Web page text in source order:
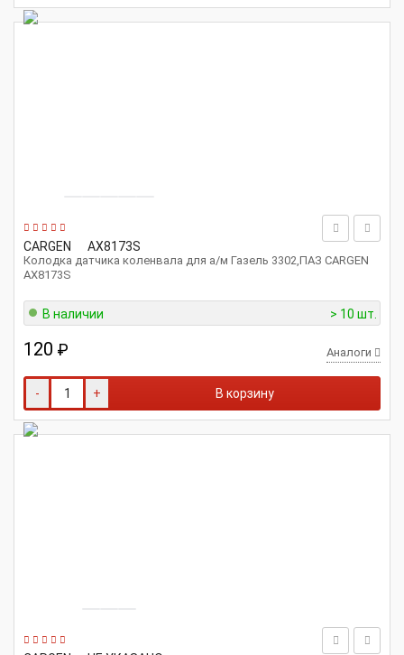
CARGEN AX8173S
Колодка датчика коленвала для а/м Газель 3302,ПАЗ CARGEN
AX8173S
В наличии > 10 шт.
120 ₽ Аналоги
- + В корзину